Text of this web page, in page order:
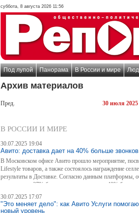
суббота, 8 августа 2026 11:56
Под лупой Панорама В России и мире
Архив материалов
Пред. 30 июля 2025
В РОССИИ И МИРЕ
30.07.2025 19:04
Авито: доставка дает на 40% больше
В Московском офисе Авито прошло мероприятие,
Lifestyle товаров, а также состоялось награждение
результаты в Доставке. Согласно данным платформы,
получают на 37% больше просмотров и на 40%
30.07.2025 17:07
"Это меняет дело": как Авито Услуги
новый уровень